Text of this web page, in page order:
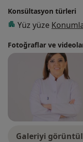
Konsültasyon türleri
Yüz yüze
Fotoğraflar ve
Galeriyi